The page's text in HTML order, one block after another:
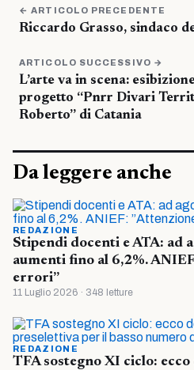
← ARTICOLO PRECEDENTE
Riccardo Grasso, sindaco
ARTICOLO SUCCESSIVO →
L’arte va in scena:
progetto “Pnrr Divari
Roberto” di Catania
Da leggere anche
REDAZIONE
Stipendi docenti e ATA: ad
aumenti fino al 6,2%.
errori”
11 Luglio 2026 · 348 letture
REDAZIONE
TFA sostegno XI ciclo: